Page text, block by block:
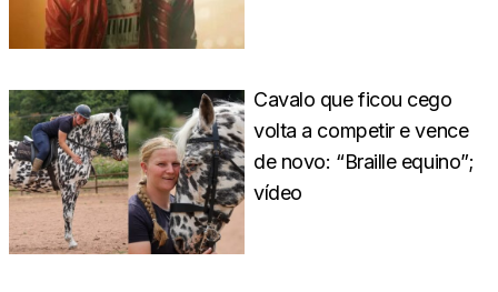
Cavalo que ficou cego
volta a competir e vence
de novo: “Braille equino”;
vídeo